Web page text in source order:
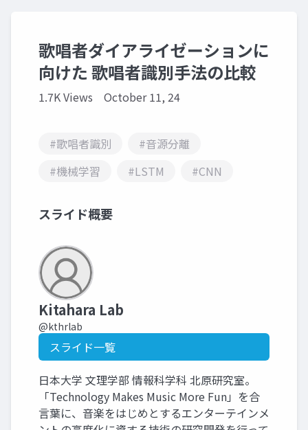
歌唱者ダイアライゼーションに
向けた 歌唱者識別手法の比較
1.7K Views October 11, 24
#歌唱者識別
#音源分離
#機械学習
#LSTM #CNN
スライド概要
Kitahara Lab
@kthrlab
スライド一覧
日本大学 文理学部 情報科学科 北原研究室。
「Technology Makes Music More Fun」を合
言葉に、音楽をはじめとするエンターテインメ